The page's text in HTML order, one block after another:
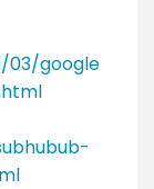
03/google